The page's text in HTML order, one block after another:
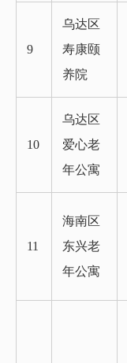
9
乌达区
寿康颐
养院
10
乌达区
爱心老
年公寓
11
海南区
东兴老
年公寓